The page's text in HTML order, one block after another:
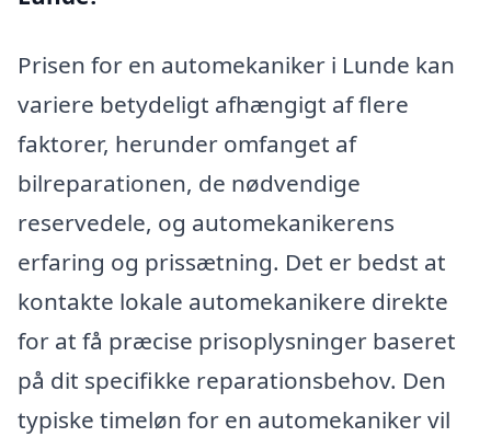
Prisen for en automekaniker i Lunde kan
variere betydeligt afhængigt af flere
faktorer, herunder omfanget af
bilreparationen, de nødvendige
reservedele, og automekanikerens
erfaring og prissætning. Det er bedst at
kontakte lokale automekanikere direkte
for at få præcise prisoplysninger baseret
på dit specifikke reparationsbehov. Den
typiske timeløn for en automekaniker vil